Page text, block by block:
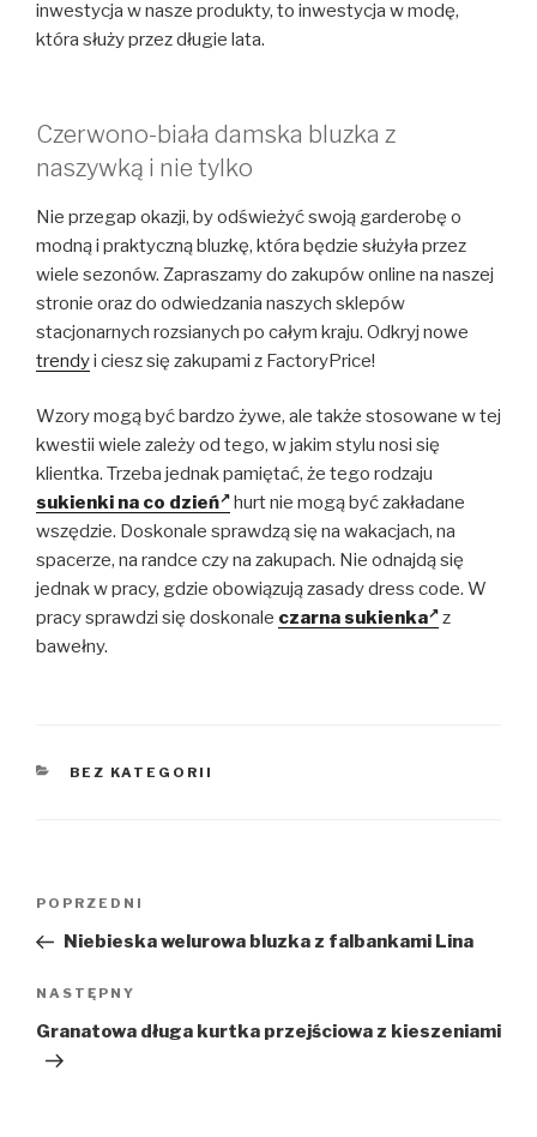
inwestycja w nasze produkty, to inwestycja w modę,
która służy przez długie lata.
Czerwono-biała damska bluzka z
naszywką i nie tylko
Nie przegap okazji, by odświeżyć swoją garderobę o
modną i praktyczną bluzkę, która będzie służyła przez
wiele sezonów. Zapraszamy do zakupów online na naszej
stronie oraz do odwiedzania naszych sklepów
stacjonarnych rozsianych po całym kraju. Odkryj nowe
trendyi ciesz się zakupami z FactoryPrice!
Wzory mogą być bardzo żywe, ale także stosowane w tej
kwestii wiele zależy od tego, w jakim stylu nosi się
klientka. Trzeba jednak pamiętać, że tego rodzaju
sukienki na co dzień
hurt nie mogą być zakładane
wszędzie. Doskonale sprawdzą się na wakacjach, na
spacerze, na randce czy na zakupach. Nie odnajdą się
jednak w pracy, gdzie obowiązują zasady dress code. W
pracy sprawdzi się doskonale czarna sukienka
z
bawełny.
KATEGORIE
BEZ KATEGORII
Poprzedni
wpis
POPRZEDNI
Niebieska welurowa bluzka z falbankami Lina
Następny
wpis
NASTĘPNY
Granatowa długa kurtka przejściowa z kieszeniami